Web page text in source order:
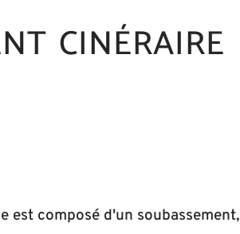
cinéraire
est composé d'un soubassement,